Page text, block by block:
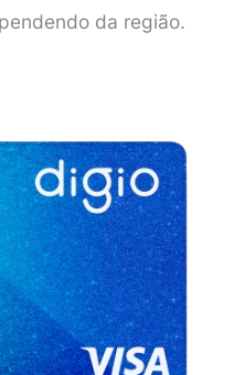
da região.